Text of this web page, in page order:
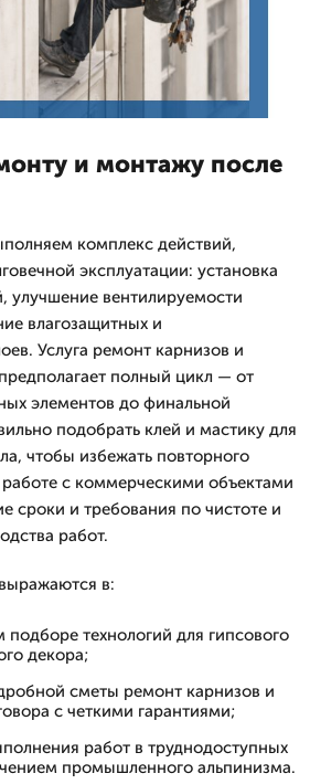
и монтажу после
комплекс действий,
эксплуатации: установка
улучшение вентилируемости
влагозащитных и
Услуга ремонт карнизов и
полный цикл — от
элементов до финальной
подобрать клей и мастику для
чтобы избежать повторного
с коммерческими объектами
сроки и требования по чистоте и
работ.
в:
подборе технологий для гипсового
декора;
сметы ремонт карнизов и
с четкими гарантиями;
работ в труднодоступных
промышленного альпинизма.